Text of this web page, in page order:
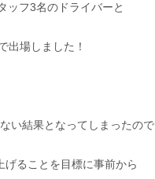
ッフ3名のドライバーと
出場しました！
い結果となってしまったので
ることを目標に事前から